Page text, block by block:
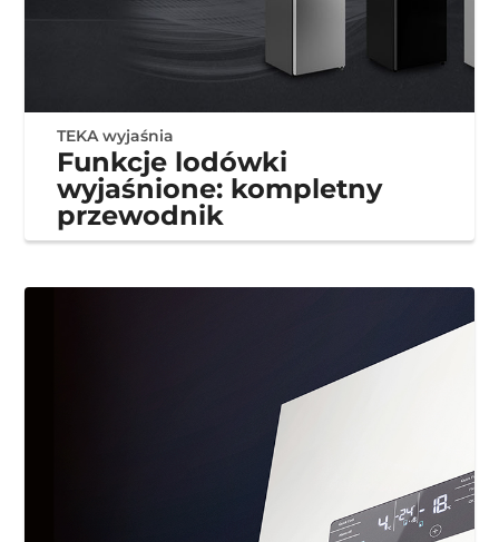
TEKA wyjaśnia
Funkcje lodówki
wyjaśnione: kompletny
przewodnik